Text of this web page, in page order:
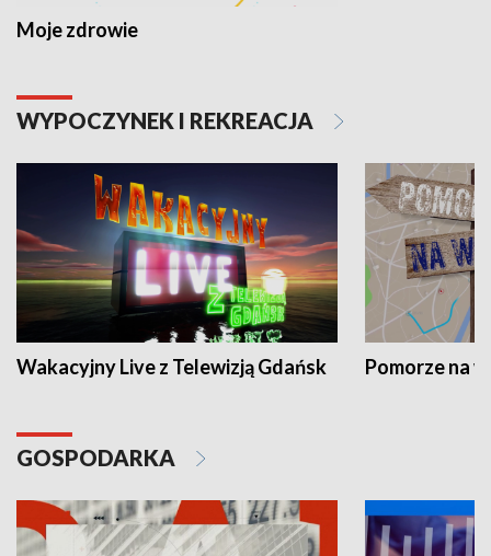
Moje zdrowie
WYPOCZYNEK I REKREACJA
Wakacyjny Live z Telewizją Gdańsk Pomorze na
GOSPODARKA